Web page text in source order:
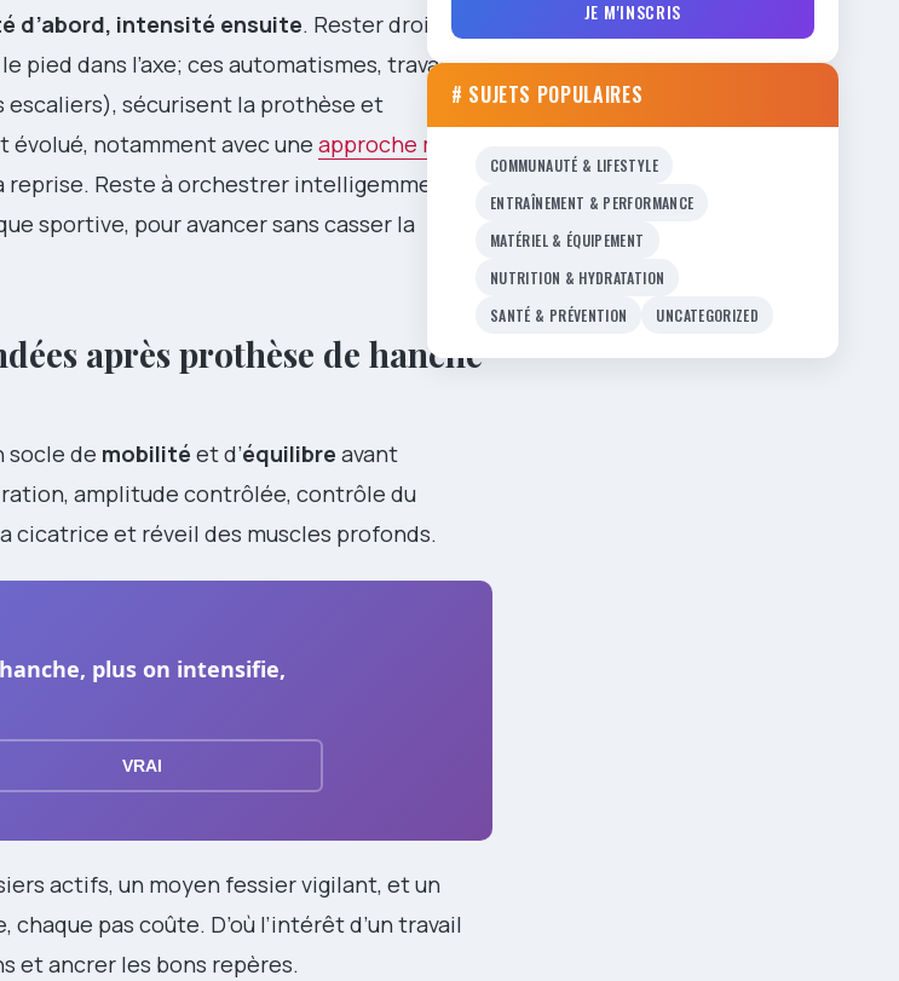
d’abord, intensité ensuite. Rester droit sans
pied dans l’axe; ces automatismes, travaillés
escaliers), sécurisent la prothèse et
notamment avec une approche mini-
Reste à orchestrer intelligemment la
sportive, pour avancer sans casser la
après prothèse de hanche
socle de mobilité et d’équilibre avant
amplitude contrôlée, contrôle du
cicatrice et réveil des muscles profonds.
plus on intensifie,
VRAI
actifs, un moyen fessier vigilant, et un
pas coûte. D’où l’intérêt d’un travail
et ancrer les bons repères.
JE M'INSCRIS
# SUJETS POPULAIRES
COMMUNAUTÉ & LIFESTYLE
ENTRAÎNEMENT & PERFORMANCE
MATÉRIEL & ÉQUIPEMENT
NUTRITION & HYDRATATION
SANTÉ & PRÉVENTION
UNCATEGORIZED